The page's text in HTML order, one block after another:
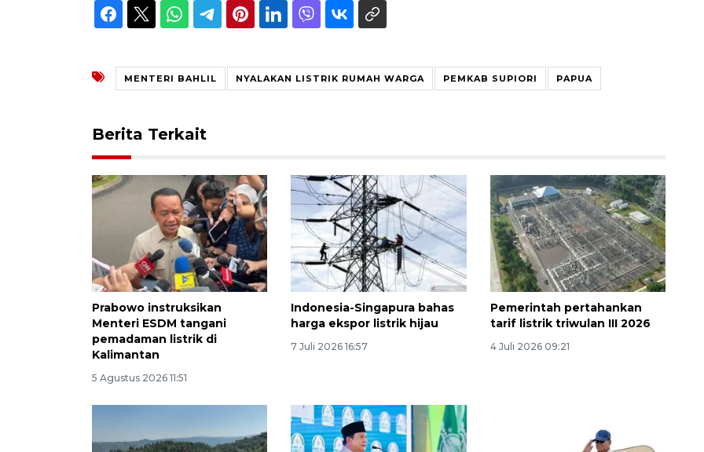
MENTERI BAHLIL NYALAKAN LISTRIK RUMAH WARGA PEMKAB SUPIORI PAPUA
Berita Terkait
Prabowo instruksikan
Menteri ESDM tangani
pemadaman listrik di
Kalimantan
5 Agustus 2026 11:51
Indonesia-Singapura bahas
harga ekspor listrik hijau
7 Juli 2026 16:57
Pemerintah pertahankan
tarif listrik triwulan III 2026
4 Juli 2026 09:21
Ekspedisi Rupiah Berdaulat
2026 sambangi Papua